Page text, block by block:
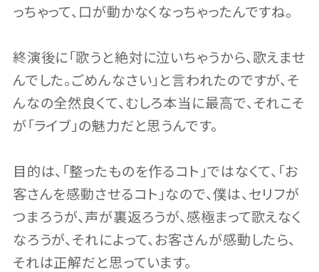
っちゃって、口が動かなくなっちゃったんですね。
終演後に「歌うと絶対に泣いちゃうから、歌えませ
んでした。ごめんなさい」と言われたのですが、そ
んなの全然良くて、むしろ本当に最高で、それこそ
が「ライブ」の魅力だと思うんです。
目的は、「整ったものを作るコト」ではなくて、「お
客さんを感動させるコト」なので、僕は、セリフが
つまろうが、声が裏返ろうが、感極まって歌えなく
なろうが、それによって、お客さんが感動したら、
それは正解だと思っています。